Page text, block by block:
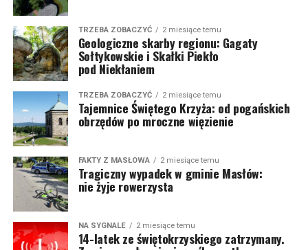
TRZEBA ZOBACZYĆ 2 miesiące temu
Geologiczne skarby regionu: Gagaty
Sołtykowskie i Skałki Piekło
pod Niekłaniem
TRZEBA ZOBACZYĆ 2 miesiące temu
Tajemnice Świętego Krzyża: od pogańskich
obrzędów po mroczne więzienie
FAKTY Z MASŁOWA 2 miesiące temu
Tragiczny wypadek w gminie Masłów:
nie żyje rowerzysta
NA SYGNALE 2 miesiące temu
14-latek ze świętokrzyskiego zatrzymany.